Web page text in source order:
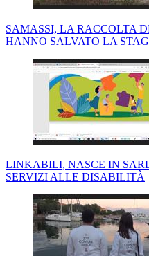
SAMASSI, LA RACCOLTA
HANNO SALVATO LA
LINKABILI, NASCE IN
SERVIZI ALLE DISABILITÀ